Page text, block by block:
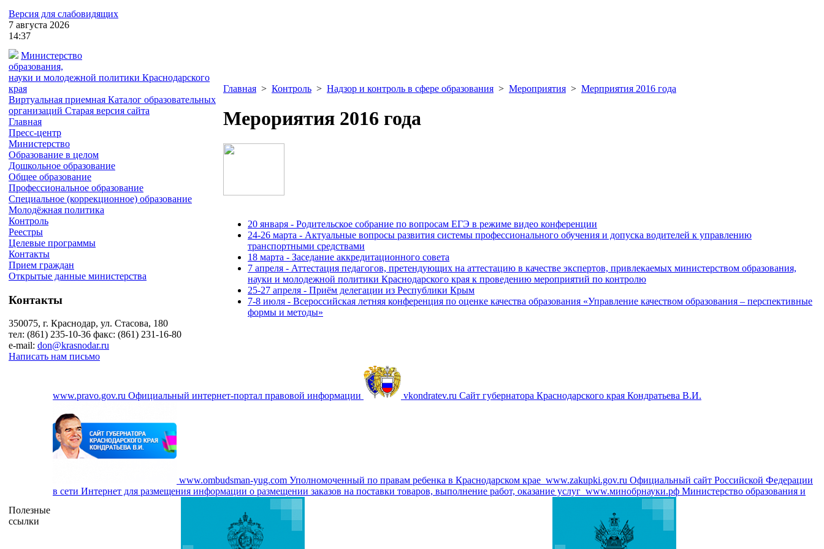
Версия для слабовидящих
7 августа 2026
14:37
Министерство
образования,
науки и молодежной политики Краснодарского
края
Виртуальная приемная Каталог образовательных
организаций Старая версия сайта
Главная
Пресс-центр
Министерство
Образование в целом
Дошкольное образование
Общее образование
Профессиональное образование
Специальное (коррекционное) образование
Молодёжная политика
Контроль
Реестры
Целевые программы
Контакты
Прием граждан
Открытые данные министерства
Контакты
350075, г. Краснодар, ул. Стасова, 180
тел: (861) 235-10-36 факс: (861) 231-16-80
e-mail: don@krasnodar.ru
Написать нам письмо
Главная > Контроль > Надзор и контроль в сфере образования > Мероприятия > Мерприятия 2016 года
Мерориятия 2016 года
20 января - Родительское собрание по вопросам ЕГЭ в режиме видео конференции
24-26 марта - Актуальные вопросы развития системы профессионального обучения и допуска водителей к управлению
транспортными средствами
18 марта - Заседание аккредитационного совета
7 апреля - Аттестация педагогов, претендующих на аттестацию в качестве экспертов, привлекаемых министерством образования,
науки и молодежной политики Краснодарского края к проведению мероприятий по контролю
25-27 апреля - Приём делегации из Республики Крым
7-8 июля - Всероссийская летняя конференция по оценке качества образования «Управление качеством образования – перспективные
формы и методы»
Полезные
ссылки
www.pravo.gov.ru Официальный интернет-портал правовой информации vkondratev.ru Сайт губернатора Краснодарского края Кондратьева В.И.
www.ombudsman-yug.com Уполномоченный по правам ребенка в Краснодарском крае www.zakupki.gov.ru Официальный сайт Российской Федерации
в сети Интернет для размещения информации о размещении заказов на поставки товаров, выполнение работ, оказание услуг www.минобрнауки.рф Министерство образования и